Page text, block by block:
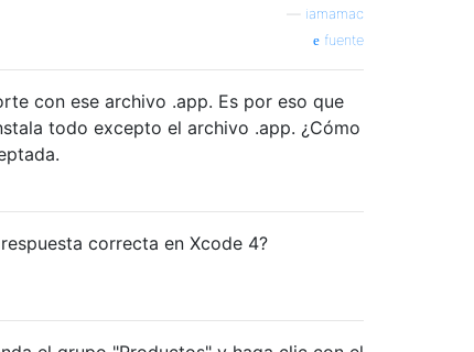
iamamac
fuente
con ese archivo .app. Es por eso que
todo excepto el archivo .app. ¿Cómo
correcta en Xcode 4?